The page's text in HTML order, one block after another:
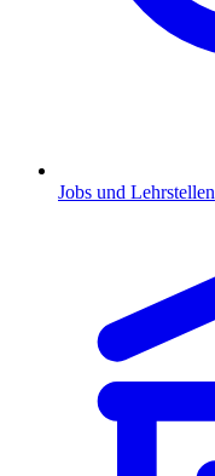
Jobs und Lehrstellen